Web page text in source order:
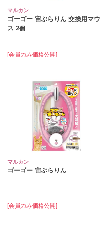
マルカン
ゴーゴー 宙ぶらりん 交換用マウ
ス 2個
[会員のみ価格公開]
マルカン
ゴーゴー 宙ぶらりん
[会員のみ価格公開]